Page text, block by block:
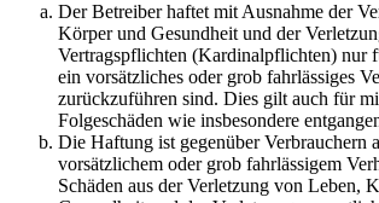
Der Betreiber haftet mit Ausnahme der
Körper und Gesundheit und der
Vertragspflichten (Kardinalpflichten) nur
ein vorsätzliches oder grob fahrlässiges
zurückzuführen sind. Dies gilt auch für
Folgeschäden wie insbesondere
Die Haftung ist gegenüber Verbrauchern
vorsätzlichem oder grob fahrlässigem
Schäden aus der Verletzung von Leben,